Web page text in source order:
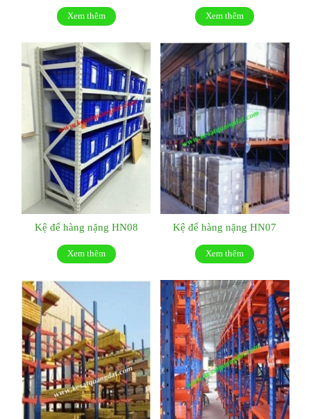
Xem thêm Xem thêm
Kệ để hàng nặng HN08
Xem thêm
Kệ để hàng nặng HN07
Xem thêm